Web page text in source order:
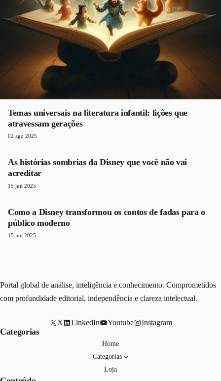
Temas universais na literatura infantil: lições que
atravessam gerações
02 ago 2025
As histórias sombrias da Disney que você não vai
acreditar
15 jun 2025
Como a Disney transformou os contos de fadas para o
público moderno
15 jun 2025
Portal global de análise, inteligência e conhecimento. Comprometidos
com profundidade editorial, independência e clareza intelectual.
X LinkedIn Youtube Instagram
Categorias
Home
Categorias
Loja